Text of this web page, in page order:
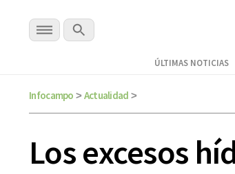
ÚLTIMAS NOTICIAS
Infocampo > Actualidad >
Los excesos